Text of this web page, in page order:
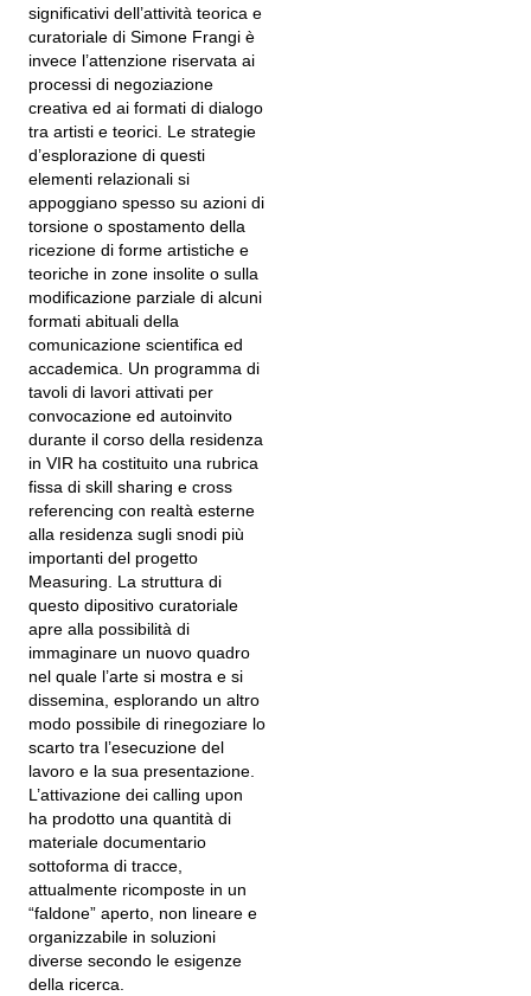
significativi dell’attività teorica e
curatoriale di Simone Frangi è
invece l’attenzione riservata ai
processi di negoziazione
creativa ed ai formati di dialogo
tra artisti e teorici. Le strategie
d’esplorazione di questi
elementi relazionali si
appoggiano spesso su azioni di
torsione o spostamento della
ricezione di forme artistiche e
teoriche in zone insolite o sulla
modificazione parziale di alcuni
formati abituali della
comunicazione scientifica ed
accademica. Un programma di
tavoli di lavori attivati per
convocazione ed autoinvito
durante il corso della residenza
in VIR ha costituito una rubrica
fissa di skill sharing e cross
referencing con realtà esterne
alla residenza sugli snodi più
importanti del progetto
Measuring. La struttura di
questo dipositivo curatoriale
apre alla possibilità di
immaginare un nuovo quadro
nel quale l’arte si mostra e si
dissemina, esplorando un altro
modo possibile di rinegoziare lo
scarto tra l’esecuzione del
lavoro e la sua presentazione.
L’attivazione dei calling upon
ha prodotto una quantità di
materiale documentario
sottoforma di tracce,
attualmente ricomposte in un
“faldone” aperto, non lineare e
organizzabile in soluzioni
diverse secondo le esigenze
della ricerca.